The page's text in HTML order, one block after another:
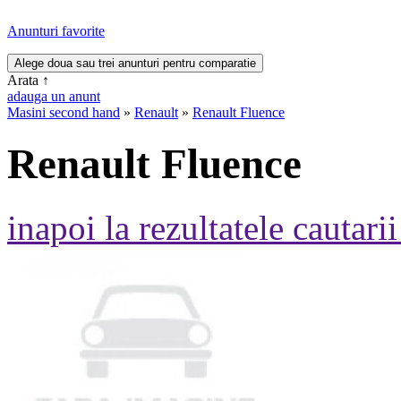
Anunturi favorite
Arata ↑
adauga un anunt
Masini second hand » Renault » Renault Fluence
Renault Fluence
inapoi la rezultatele